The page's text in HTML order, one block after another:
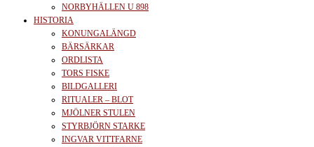
NORBYHÄLLEN U 898
HISTORIA
KONUNGALÄNGD
BÄRSÄRKAR
ORDLISTA
TORS FISKE
BILDGALLERI
RITUALER – BLOT
MJÖLNER STULEN
STYRBJÖRN STARKE
INGVAR VITTFARNE